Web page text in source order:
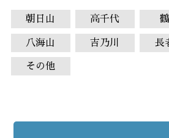
朝日山 高千代
八海山 吉乃川 長
その他